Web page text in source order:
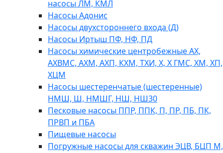
насосы ЛМ, КМЛ
Насосы Адонис
Насосы двухстороннего входа (Д)
Насосы Иртыш ПФ, НФ, ПД
Насосы химические центробежные АХ,
АХВМС, АХМ, АХП, КХМ, ТХИ, Х, Х ГМС, ХМ, ХП,
ХЦМ
Насосы шестеренчатые (шестеренные)
НМШ, Ш, НМШГ, НШ, НШ30
Песковые насосы ППР, ППК, П, ПР, ПБ, ПК,
ПРВП и ПБА
Пищевые насосы
Погружные насосы для скважин ЭЦВ, БЦП М,